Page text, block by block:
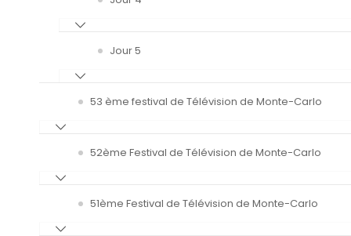
Jour 5
53 ème festival de Télévision de Monte-Carlo
52ème Festival de Télévision de Monte-Carlo
51ème Festival de Télévision de Monte-Carlo